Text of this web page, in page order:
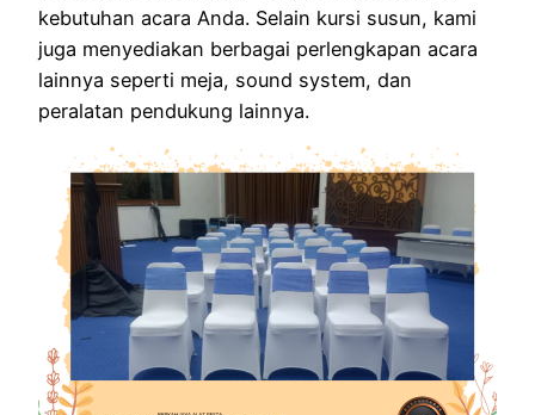
kebutuhan acara Anda. Selain kursi susun, kami
juga menyediakan berbagai perlengkapan acara
lainnya seperti meja, sound system, dan
peralatan pendukung lainnya.